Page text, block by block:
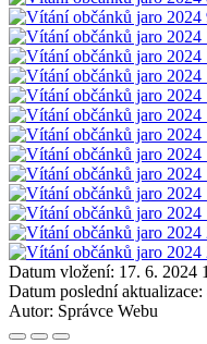
Datum vložení: 17. 6. 2024
Datum poslední aktualizace:
Autor: Správce Webu